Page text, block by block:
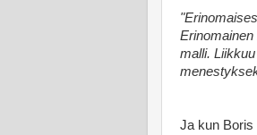
malli.
Ja kun Boris